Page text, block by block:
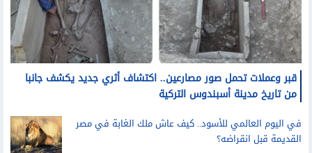
قبر وعملات تحمل صور مصارعين.. اكتشاف أثري جديد يكشف جانبا
من تاريخ مدينة أسبندوس التركية
القديمة قبل انقراضه؟